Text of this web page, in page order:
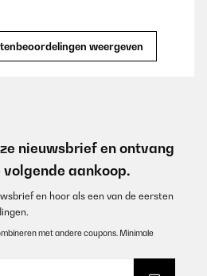
GECONTROLEERDE BEOORDELING
weergeven
nieuwsbrief en ontvang
aankoop.
en hoor als een van de eersten
met andere coupons. Minimale